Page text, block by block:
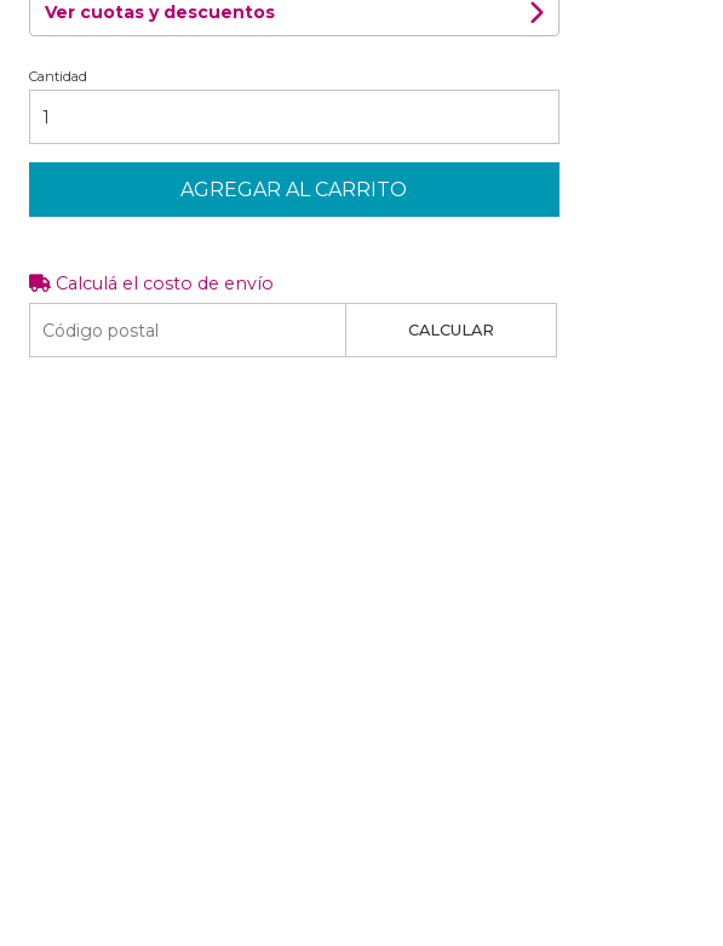
Ver cuotas y descuentos
Cantidad
AGREGAR AL CARRITO
Calculá el costo de envío
CALCULAR